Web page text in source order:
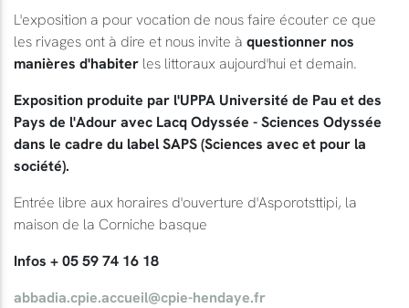
L'exposition a pour vocation de nous faire écouter ce que
les rivages ont à dire et nous invite à questionner nos
manières d'habiter les littoraux aujourd'hui et demain.
Exposition produite par l'UPPA Université de Pau et des
Pays de l'Adour avec Lacq Odyssée - Sciences Odyssée
dans le cadre du label SAPS (Sciences avec et pour la
société).
Entrée libre aux horaires d'ouverture d'Asporotsttipi, la
maison de la Corniche basque
Infos + 05 59 74 16 18
abbadia.cpie.accueil@cpie-hendaye.fr